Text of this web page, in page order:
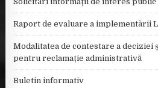
Raport de evaluare a implementării
Modalitatea de contestare a
pentru reclamație administrativă
Buletin informativ